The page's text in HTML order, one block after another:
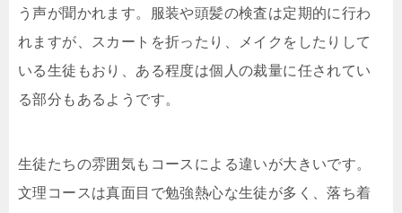
う声が聞かれます。服装や頭髪の検査は定期的に行わ
れますが、スカートを折ったり、メイクをしたりして
いる生徒もおり、ある程度は個人の裁量に任されてい
る部分もあるようです。
生徒たちの雰囲気もコースによる違いが大きいです。
文理コースは真面目で勉強熱心な生徒が多く、落ち着